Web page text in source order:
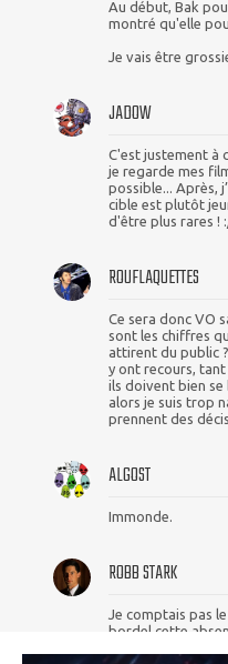
Au début, Bak
montré qu'elle
Je vais être
JADOW
C'est justement à
je regarde mes
possible... Après,
cible est plutôt
d'être plus rares !
ROUFLAQUETTES
Ce sera donc VO
sont les chiffres
attirent du public
y ont recours, tant
ils doivent bien se
alors je suis trop
prennent des
ALGOST
Immonde.
ROBB STARK
Je comptais pas
bordel cette
comédiens de